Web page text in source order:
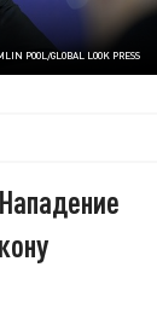
POOL/GLOBAL LOOK PRESS